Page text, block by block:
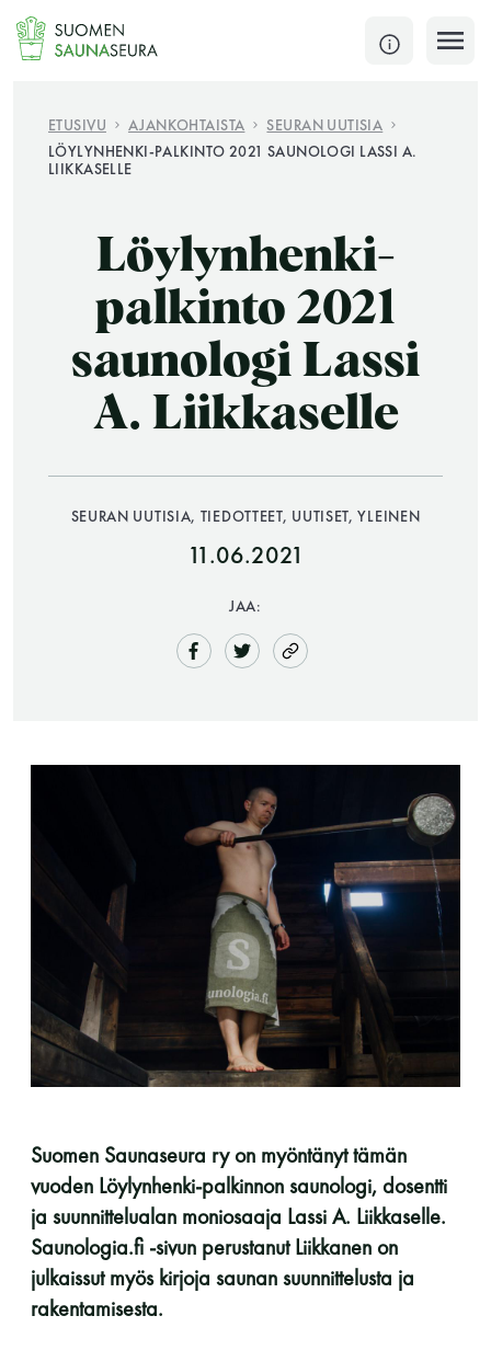
Siirry
sisältöön
SULJE
Jokaisen kuun 1. lauantai on jaettu ja jokaisen kuun
KATSO TARKEMMAT AUKIOLOAJAT
JÄSENSIVUT
myös helatorstaina
-Naisten päivät ovat maanantai ja
torstai
-Miesten päivät tiistai, keskiviikko,
perjantai ja lauantai
-Kuukauden ensimmäinen lauantai on on
Hinnasto
ETUSIVU AJANKOHTAISTA
SEURAN UUTISIA
LÖYLYNHENKI-PALKINTO 2021 SAUNOLOGI LASSI A.
LIIKKASELLE
Löylynhenki-
palkinto 2021
saunologi Lassi
A. Liikkaselle
SEURAN UUTISIA, TIEDOTTEET, UUTISET, YLEINEN
11.06.2021
JAA:
Suomen Saunaseura ry on myöntänyt tämän
vuoden Löylynhenki-palkinnon saunologi, dosentti
ja suunnittelualan moniosaaja Lassi A. Liikkaselle.
Saunologia.fi -sivun perustanut Liikkanen on
julkaissut myös kirjoja saunan suunnittelusta ja
rakentamisesta.